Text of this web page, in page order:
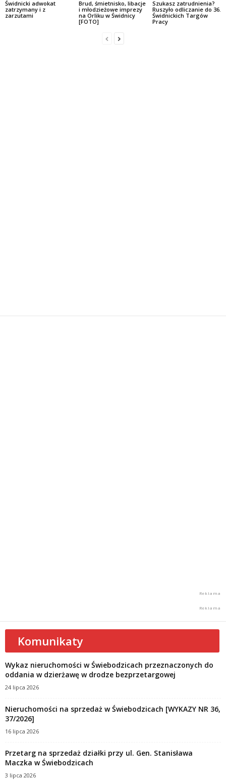
Świdnicki adwokat
zatrzymany i z
zarzutami
Brud, śmietnisko, libacje
i młodzieżowe imprezy
na Orliku w Świdnicy
[FOTO]
Szukasz zatrudnienia?
Ruszyło odliczanie do 36.
Świdnickich Targów
Pracy
Komunikaty
Wykaz nieruchomości w Świebodzicach przeznaczonych do
oddania w dzierżawę w drodze bezprzetargowej
24 lipca 2026
Nieruchomości na sprzedaż w Świebodzicach [WYKAZY NR 36,
37/2026]
16 lipca 2026
Przetarg na sprzedaż działki przy ul. Gen. Stanisława
Maczka w Świebodzicach
3 lipca 2026